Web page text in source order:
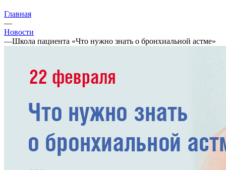
Главная
—
Новости
—Школа пациента «Что нужно знать о бронхиальной астме»